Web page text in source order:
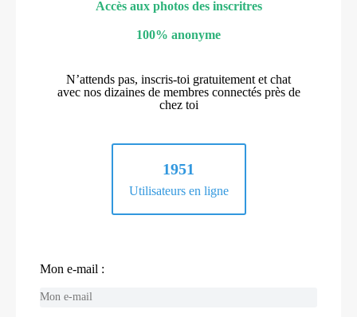
Accès aux photos des inscritres
100% anonyme
N’attends pas, inscris-toi gratuitement et chat
avec nos dizaines de membres connectés près de
chez toi
1951
Utilisateurs en ligne
Mon e-mail :